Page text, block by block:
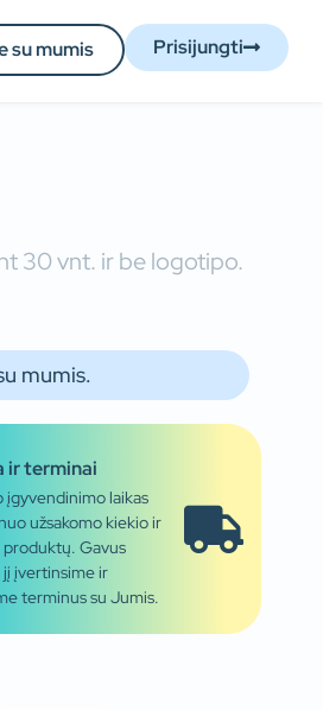
su mumis Prisijungti
30 vnt. ir be logotipo.
mumis.
ir terminai
įgyvendinimo laikas
užsakomo kiekio ir
produktų. Gavus
jį įvertinsime ir
terminus su Jumis.